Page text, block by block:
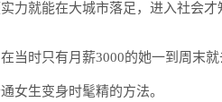
力就能在大城市落足，进入社会
当时只有月薪3000的她一到周末就
女生变身时髦精的方法。